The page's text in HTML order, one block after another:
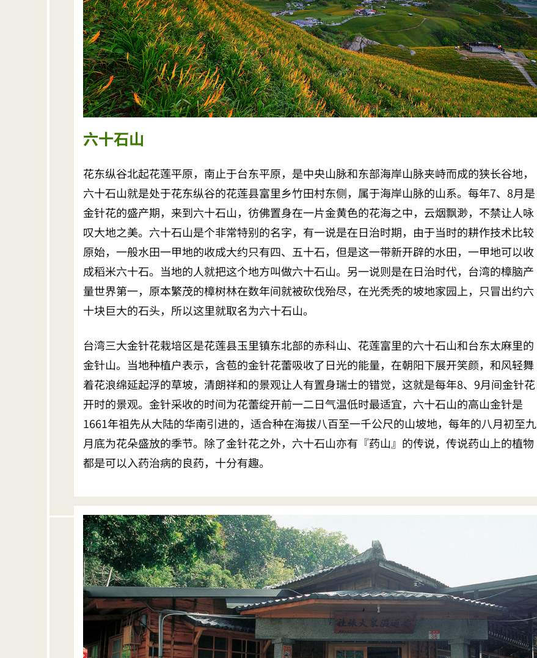
六十石山
花东纵谷北起花莲平原，南止于台东平原，是中央山脉和东部海岸山脉夹峙而成的狭长谷地，
六十石山就是处于花东纵谷的花莲县富里乡竹田村东侧，属于海岸山脉的山系。每年7、8月是
金针花的盛产期，来到六十石山，彷佛置身在一片金黄色的花海之中，云烟飘渺，不禁让人咏
叹大地之美。六十石山是个非常特别的名字，有一说是在日治时期，由于当时的耕作技术比较
原始，一般水田一甲地的收成大约只有四、五十石，但是这一带新开辟的水田，一甲地可以收
成稻米六十石。当地的人就把这个地方叫做六十石山。另一说则是在日治时代，台湾的樟脑产
量世界第一，原本繁茂的樟树林在数年间就被砍伐殆尽，在光秃秃的坡地家园上，只冒出约六
十块巨大的石头，所以这里就取名为六十石山。
台湾三大金针花栽培区是花莲县玉里镇东北部的赤科山、花莲富里的六十石山和台东太麻里的
金针山。当地种植户表示，含苞的金针花蕾吸收了日光的能量，在朝阳下展开笑颜，和风轻舞
着花浪绵延起浮的草坡，清朗祥和的景观让人有置身瑞士的错觉，这就是每年8、9月间金针花
开时的景观。金针采收的时间为花蕾绽开前一二日气温低时最适宜，六十石山的高山金针是
1661年祖先从大陆的华南引进的，适合种在海拔八百至一千公尺的山坡地，每年的八月初至九
月底为花朵盛放的季节。除了金针花之外，六十石山亦有『药山』的传说，传说药山上的植物
都是可以入药治病的良药，十分有趣。